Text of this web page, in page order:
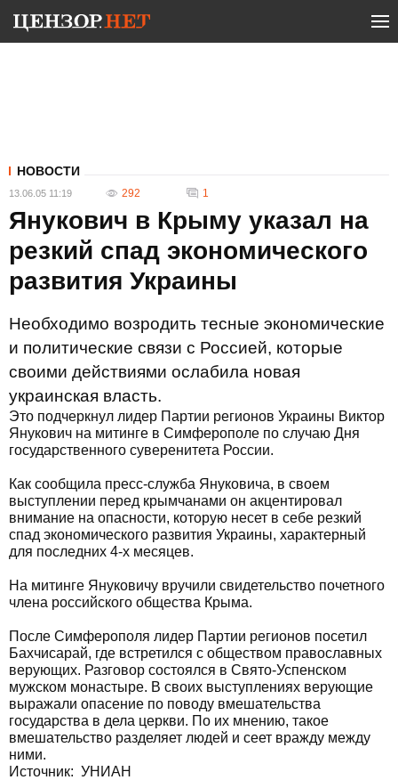
НОВОСТИ
13.06.05 11:19 292 1
Янукович в Крыму указал на
резкий спад экономического
развития Украины
Необходимо возродить тесные экономические
и политические связи с Россией, которые
своими действиями ослабила новая
украинская власть.
Это подчеркнул лидер Партии регионов Украины Виктор
Янукович на митинге в Симферополе по случаю Дня
государственного суверенитета России.
Как сообщила пресс-служба Януковича, в своем
выступлении перед крымчанами он акцентировал
внимание на опасности, которую несет в себе резкий
спад экономического развития Украины, характерный
для последних 4-х месяцев.
На митинге Януковичу вручили свидетельство почетного
члена российского общества Крыма.
После Симферополя лидер Партии регионов посетил
Бахчисарай, где встретился с обществом православных
верующих. Разговор состоялся в Свято-Успенском
мужском монастыре. В своих выступлениях верующие
выражали опасение по поводу вмешательства
государства в дела церкви. По их мнению, такое
вмешательство разделяет людей и сеет вражду между
ними.
Источник: УНИАН